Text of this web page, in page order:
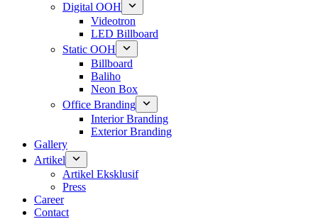
Digital OOH
Videotron
LED Billboard
Static OOH
Billboard
Baliho
Neon Box
Office Branding
Interior Branding
Exterior Branding
Gallery
Artikel
Artikel Eksklusif
Press
Career
Contact